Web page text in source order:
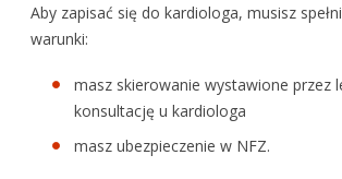
Aby zapisać się do kardiologa, musisz
warunki:
masz skierowanie wystawione przez
konsultację u kardiologa
masz ubezpieczenie w NFZ.